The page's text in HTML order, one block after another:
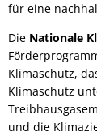
für eine
Die Nationale
Klimaschutz,
Klimaschutz
und die